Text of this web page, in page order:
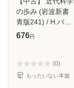
の歩み (岩波新書
青版241) / H.バタ
ーフィルド、菅井
無料】
676円
(0)
もったいない本舗